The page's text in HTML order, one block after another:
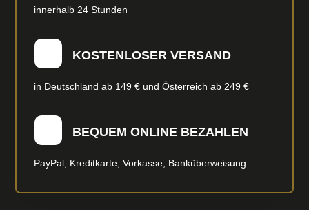
innerhalb 24 Stunden
KOSTENLOSER VERSAND
in Deutschland ab 149 € und Österreich ab 249 €
BEQUEM ONLINE BEZAHLEN
PayPal, Kreditkarte, Vorkasse, Banküberweisung